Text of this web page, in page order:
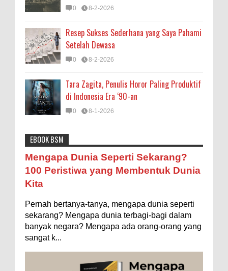
0 8-2-2026
Resep Sukses Sederhana yang Saya Pahami
Setelah Dewasa
0 8-2-2026
Tara Zagita, Penulis Horor Paling Produktif
di Indonesia Era ‘90-an
0 8-1-2026
Astronomi Biologi Budaya Buku
Bumi
Entertainment
Fakta & Statistik Fauna
Filsafat
Flora
Internasional
Internet Iptek
Istilah Ilmiah
Makanan & Minuman
Misteri Mitologi
Nature
Teknologi Tips
Tokoh
Mengapa Negara Miskin Tidak Mencetak
Uang yang Banyak saja biar Kaya?
Ilustrasi/istimewa Jawaban untuk pertanyaan itu
Ukuran 1 Kaki itu Berapa Meter?
Ilustrasi/ginersnow.com Di Inggris dan Amerika,
EBOOK BSM
Mengapa Dunia Seperti Sekarang?
100 Peristiwa yang Membentuk Dunia
Kita
Pernah bertanya-tanya, mengapa dunia seperti
sekarang? Mengapa dunia terbagi-bagi dalam
banyak negara? Mengapa ada orang-orang yang
sangat k...